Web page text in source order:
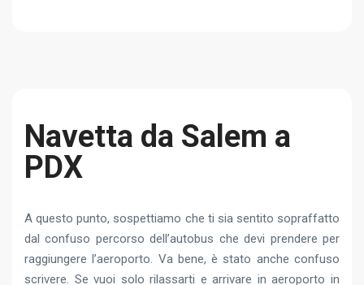
Navetta da Salem a
PDX
A questo punto, sospettiamo che ti sia sentito sopraffatto
dal confuso percorso dell’autobus che devi prendere per
raggiungere l’aeroporto. Va bene, è stato anche confuso
scrivere. Se vuoi solo rilassarti e arrivare in aeroporto in